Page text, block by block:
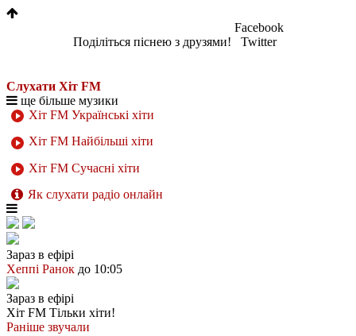
Поділіться піснею з друзями!
Facebook
Twitter
Слухати Хіт FM
ще більше музики
Хіт FM Українські хіти
Хіт FM Найбільші хіти
Хіт FM Сучасні хіти
Як слухати радіо онлайн
Зараз в ефірі
Хеппі Ранок до 10:05
Зараз в ефірі
Хіт FM Тільки хіти!
Раніше звучали